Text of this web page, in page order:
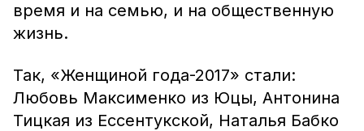
время и на семью, и на общественную
жизнь.
Так, «Женщиной года-2017» стали:
Любовь Максименко из Юцы, Антонина
Тицкая из Ессентукской, Наталья Бабко